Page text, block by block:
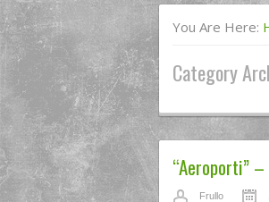
You Are Here:
Category
“Aeroporti”
Frullo